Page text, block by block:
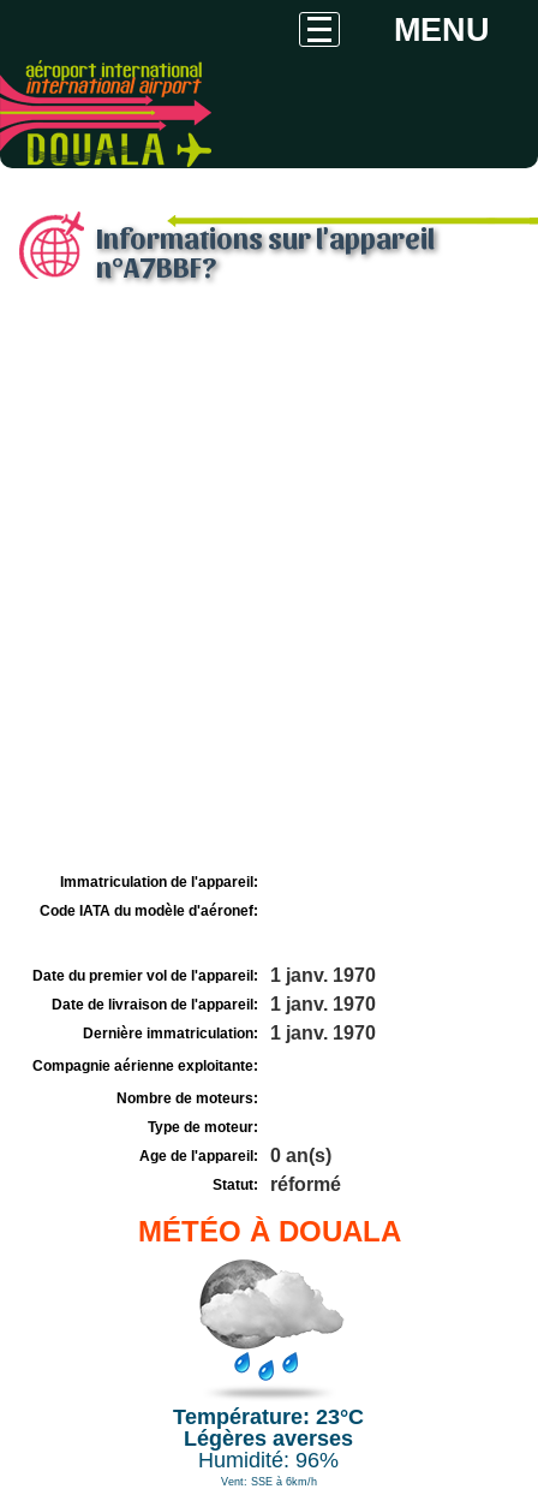
MENU
Informations sur l'appareil
n°A7BBF?
Immatriculation de l'appareil:
Code IATA du modèle d'aéronef:
Date du premier vol de l'appareil: 1 janv. 1970
Date de livraison de l'appareil: 1 janv. 1970
Dernière immatriculation: 1 janv. 1970
Compagnie aérienne exploitante:
Nombre de moteurs:
Type de moteur:
Age de l'appareil:
0 an(s)
Statut: réformé
MÉTÉO À DOUALA
Température: 23°C
Légères averses
Humidité: 96%
Vent: SSE à 6km/h